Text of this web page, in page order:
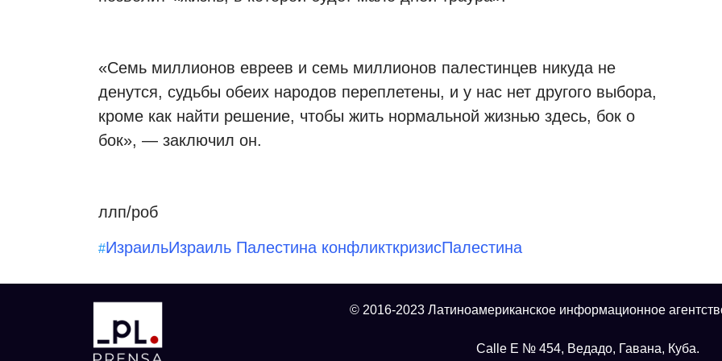
«Семь миллионов евреев и семь миллионов палестинцев никуда не
денутся, судьбы обеих народов переплетены, и у нас нет другого выбора,
кроме как найти решение, чтобы жить нормальной жизнью здесь, бок о
бок», — заключил он.
ллп/роб
#ИзраильИзраиль Палестина конфликткризисПалестина
© 2016-2023 Латиноамериканское информационное
Calle E № 454, Ведадо, Гавана, Куба.